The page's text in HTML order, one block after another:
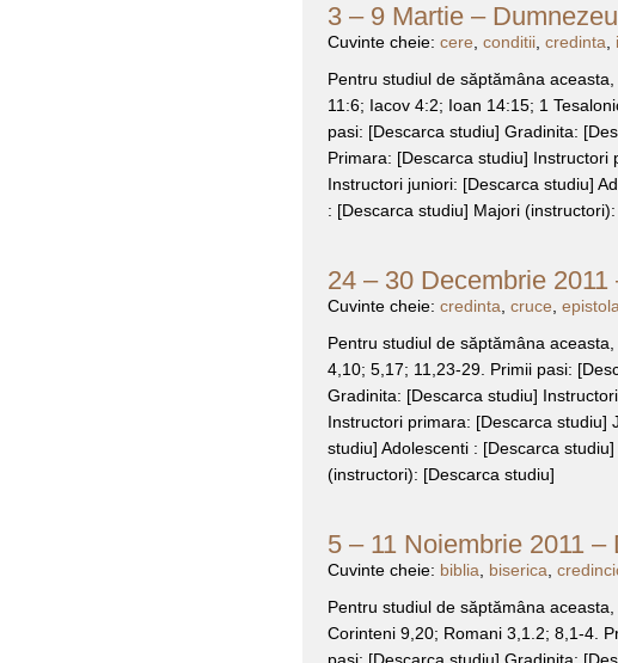
3 – 9 Martie –
Cuvinte cheie: cere conditii, credinta
Pentru studiul de săptămâna
11:6; Iacov 4:2; Ioan 14:15; 1
pasi: [Descarca studiu] Gradinita:
Primara: [Descarca studiu]
Instructori juniori: [Descarca studiu]
: [Descarca studiu] Majori
24 – 30 Decembrie
Cuvinte cheie: credinta cruce epistola
Pentru studiul de săptămâna
4,10; 5,17; 11,23-29. Primii pasi:
Gradinita: [Descarca studiu]
Instructori primara: [Descarca studiu]
studiu] Adolescenti : [Descarca
(instructori): [Descarca studiu]
5 – 11 Noiembrie 2011 –
Cuvinte cheie: biblia biserica
Pentru studiul de săptămâna
Corinteni 9,20; Romani 3,1.2; 8,1-4.